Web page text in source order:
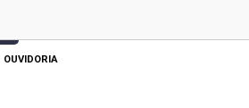
OUVIDORIA